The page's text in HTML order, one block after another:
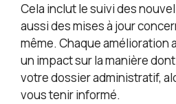
Cela inclut le suivi des
aussi des mises à jour
même. Chaque amélioration
un impact sur la manière
votre dossier administratif,
vous tenir informé.